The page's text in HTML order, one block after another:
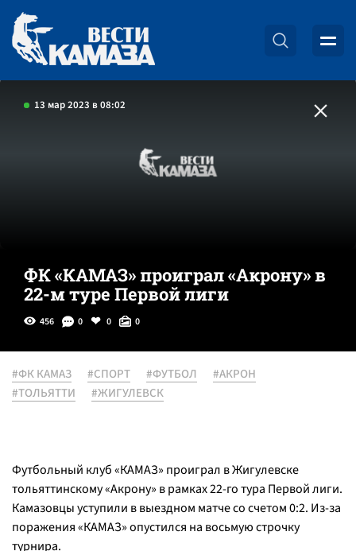
13 мар 2023 в 08:02
ФК «КАМАЗ» проиграл «Акрону» в
22-м туре Первой лиги
456 0 0 0
#ФК КАМАЗ #СПОРТ #ФУТБОЛ
#АКРОН
#ТОЛЬЯТТИ
#ЖИГУЛЕВСК
Футбольный клуб «КАМАЗ» проиграл в Жигулевске
тольяттинскому «Акрону» в рамках 22-го тура Первой лиги.
Камазовцы уступили в выездном матче со счетом 0:2. Из-за
поражения «КАМАЗ» опустился на восьмую строчку
турнира.